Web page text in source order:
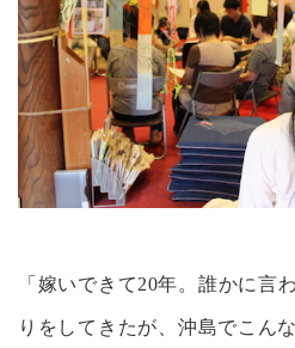
「嫁いできて20年。誰かに言
りをしてきたが、沖島でこん